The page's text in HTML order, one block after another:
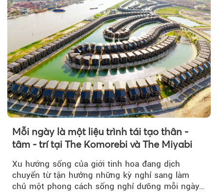
Mỗi ngày là một liệu trình tái tạo thân -
tâm - trí tại The Komorebi và The Miyabi
Xu hướng sống của giới tinh hoa đang dịch
chuyển từ tận hưởng những kỳ nghỉ sang làm
chủ một phong cách sống nghỉ dưỡng mỗi ngày…